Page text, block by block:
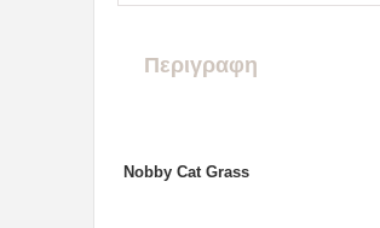
Περιγραφη
Nobby Cat Grass